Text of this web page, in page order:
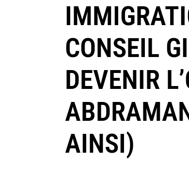
CONSEIL
DEVENIR
AINSI)